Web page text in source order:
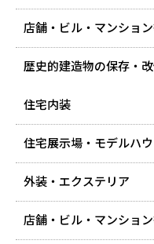
店舗・ビル・マンショ
歴史的建造物の保存・
住宅内装
住宅展示場・モデルハ
外装・エクステリア
店舗・ビル・マンショ